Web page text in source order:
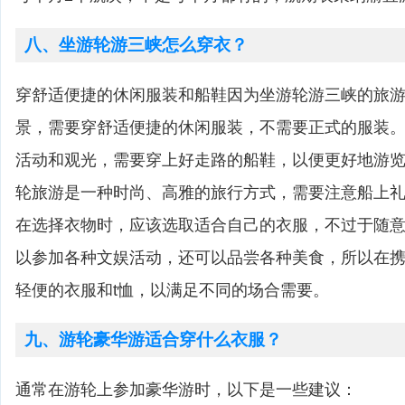
八、坐游轮游三峡怎么穿衣？
穿舒适便捷的休闲服装和船鞋因为坐游轮游三峡的旅
景，需要穿舒适便捷的休闲服装，不需要正式的服装
活动和观光，需要穿上好走路的船鞋，以便更好地游
轮旅游是一种时尚、高雅的旅行方式，需要注意船上
在选择衣物时，应该选取适合自己的衣服，不过于随
以参加各种文娱活动，还可以品尝各种美食，所以在
轻便的衣服和t恤，以满足不同的场合需要。
九、游轮豪华游适合穿什么衣服？
通常在游轮上参加豪华游时，以下是一些建议：